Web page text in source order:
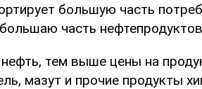
большую часть
часть
тем выше цены на
мазут и прочие продукты